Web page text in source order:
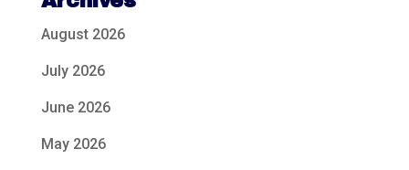
August 2026
July 2026
June 2026
May 2026